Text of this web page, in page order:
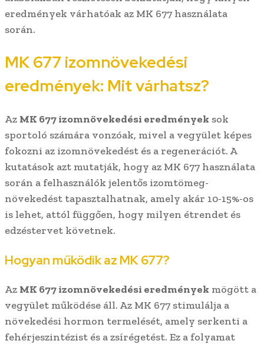
eredmények várhatóak az MK 677 használata
során.
MK 677 izomnövekedési
eredmények: Mit várhatsz?
Az MK 677 izomnövekedési eredmények sok
sportoló számára vonzóak, mivel a vegyület képes
fokozni az izomnövekedést és a regenerációt. A
kutatások azt mutatják, hogy az MK 677 használata
során a felhasználók jelentős izomtömeg-
növekedést tapasztalhatnak, amely akár 10-15%-os
is lehet, attól függően, hogy milyen étrendet és
edzéstervet követnek.
Hogyan működik az MK 677?
Az MK 677 izomnövekedési eredmények mögött a
vegyület működése áll. Az MK 677 stimulálja a
növekedési hormon termelését, amely serkenti a
fehérjeszintézist és a zsírégetést. Ez a folyamat